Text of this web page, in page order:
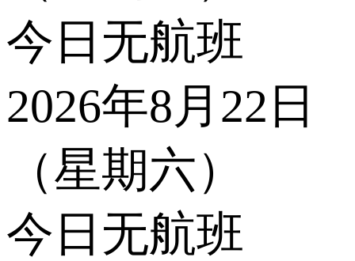
今日无航班
2026年8月22日
（星期六）
今日无航班